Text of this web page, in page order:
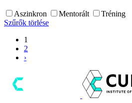
Aszinkron Mentorált
Tréning
Szűrők törlése
1
2
›